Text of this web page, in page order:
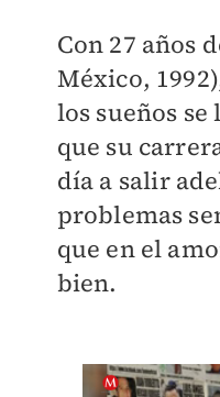
Con 27 años
México,
los sueños
que su
día a salir
problemas
que en el
bien.